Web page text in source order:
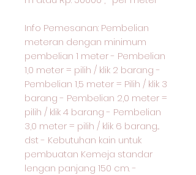
Info Pemesanan: Pembelian
meteran dengan minimum
pembelian 1 meter - Pembelian
1,0 meter = pilih / klik 2 barang -
Pembelian 1,5 meter = Pilih / klik 3
barang - Pembelian 2,0 meter =
pilih / klik 4 barang - Pembelian
3,0 meter = pilih / klik 6 barang...
dst - Kebutuhan kain untuk
pembuatan Kemeja standar
lengan panjang 150 cm. -